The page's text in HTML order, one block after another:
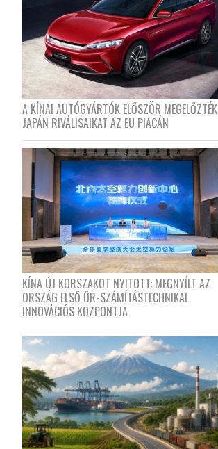
A KÍNAI AUTÓGYÁRTÓK ELŐSZÖR MEGELŐZTÉK
JAPÁN RIVÁLISAIKAT AZ EU PIACÁN
KÍNA ÚJ KORSZAKOT NYITOTT: MEGNYÍLT AZ
ORSZÁG ELSŐ ŰR-SZÁMÍTÁSTECHNIKAI
INNOVÁCIÓS KÖZPONTJA